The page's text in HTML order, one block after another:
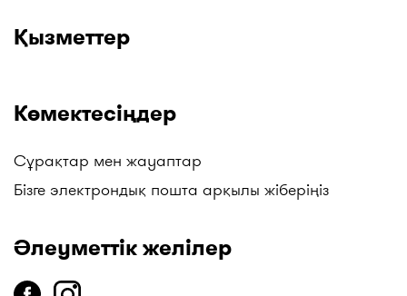
Қызметтер
Көмектесіңдер
Сұрақтар мен жауаптар
Бізге электрондық пошта арқылы жіберіңіз
Әлеуметтік желілер